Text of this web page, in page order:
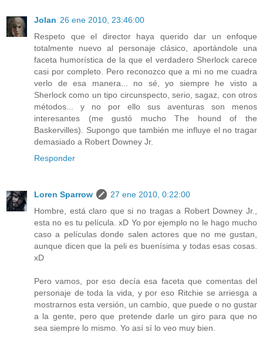
Jolan 26 ene 2010, 23:46:00
Respeto que el director haya querido dar un enfoque
totalmente nuevo al personaje clásico, aportándole una
faceta humorística de la que el verdadero Sherlock carece
casi por completo. Pero reconozco que a mi no me cuadra
verlo de esa manera... no sé, yo siempre he visto a
Sherlock como un tipo circunspecto, serio, sagaz, con otros
métodos... y no por ello sus aventuras son menos
interesantes (me gustó mucho The hound of the
Baskervilles). Supongo que también me influye el no tragar
demasiado a Robert Downey Jr.
Responder
Loren Sparrow
27 ene 2010, 0:22:00
Hombre, está claro que si no tragas a Robert Downey Jr.,
esta no es tu película. xD Yo por ejemplo no le hago mucho
caso a películas donde salen actores que no me gustan,
aunque dicen que la peli es buenísima y todas esas cosas.
xD
Pero vamos, por eso decía esa faceta que comentas del
personaje de toda la vida, y por eso Ritchie se arriesga a
mostrarnos esta versión, un cambio, que puede o no gustar
a la gente, pero que pretende darle un giro para que no
sea siempre lo mismo. Yo así sí lo veo muy bien.